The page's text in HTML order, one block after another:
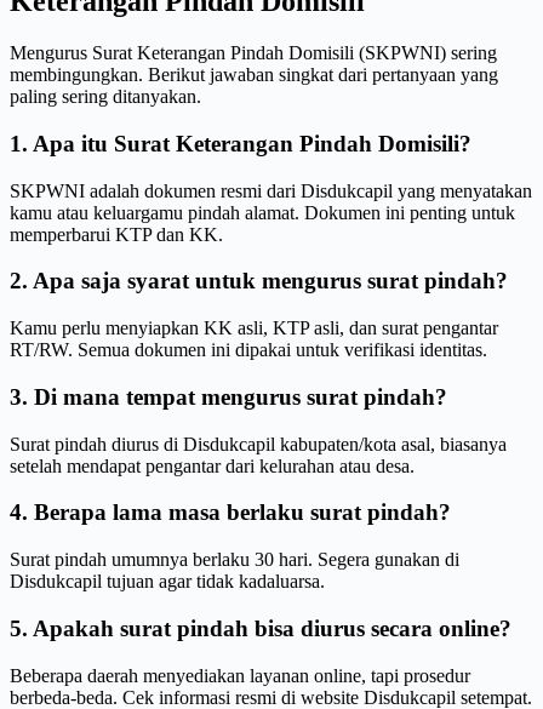
Mengurus Surat Keterangan Pindah Domisili (SKPWNI) sering
membingungkan. Berikut jawaban singkat dari pertanyaan yang
paling sering ditanyakan.
1. Apa itu Surat Keterangan Pindah Domisili?
SKPWNI adalah dokumen resmi dari Disdukcapil yang menyatakan
kamu atau keluargamu pindah alamat. Dokumen ini penting untuk
memperbarui KTP dan KK.
2. Apa saja syarat untuk mengurus surat pindah?
Kamu perlu menyiapkan KK asli, KTP asli, dan surat pengantar
RT/RW. Semua dokumen ini dipakai untuk verifikasi identitas.
3. Di mana tempat mengurus surat pindah?
Surat pindah diurus di Disdukcapil kabupaten/kota asal, biasanya
setelah mendapat pengantar dari kelurahan atau desa.
4. Berapa lama masa berlaku surat pindah?
Surat pindah umumnya berlaku 30 hari. Segera gunakan di
Disdukcapil tujuan agar tidak kadaluarsa.
5. Apakah surat pindah bisa diurus secara online?
Beberapa daerah menyediakan layanan online, tapi prosedur
berbeda-beda. Cek informasi resmi di website Disdukcapil setempat.